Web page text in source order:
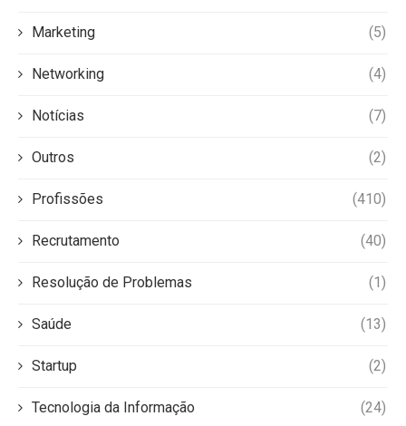
Marketing (5)
Networking (4)
Notícias (7)
Outros (2)
Profissões (410)
Recrutamento (40)
Resolução de Problemas (1)
Saúde (13)
Startup (2)
Tecnologia da Informação (24)